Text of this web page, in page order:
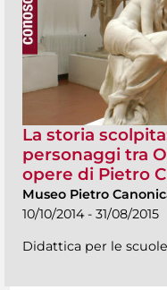
La storia
personaggi tra
opere di Pietro
Museo Pietro
10/10/2014 - 31/08/2015
Didattica per le scuole